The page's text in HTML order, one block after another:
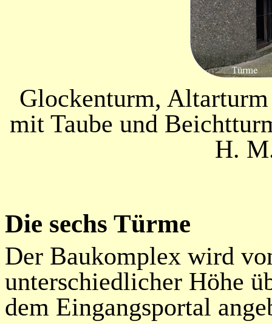
Glockenturm,
mit Taube und
H.
Die sechs Türme
Der Baukomplex wird
unterschiedlicher Höhe
dem Eingangsportal